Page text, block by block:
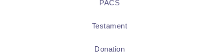
PACS
Testament
Donation